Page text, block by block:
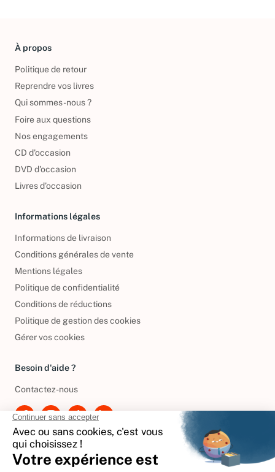
À propos
Politique de retour
Reprendre vos livres
Qui sommes-nous ?
Foire aux questions
Nos engagements
CD d'occasion
DVD d'occasion
Livres d’occasion
Informations légales
Informations de livraison
Conditions générales de vente
Mentions légales
Politique de confidentialité
Conditions de réductions
Politique de gestion des cookies
Gérer vos cookies
Besoin d'aide ?
Contactez-nous
International
🇪🇸 Espagne